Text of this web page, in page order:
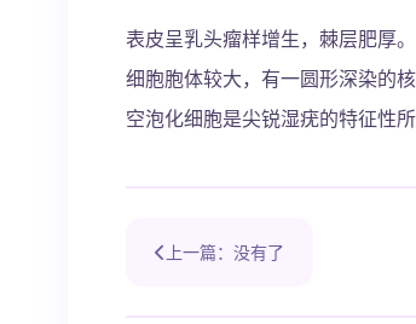
表皮呈乳头瘤样增生，棘层肥厚
细胞胞体较大，有一圆形深染的
空泡化细胞是尖锐湿疣的特征性
上一篇：没有了